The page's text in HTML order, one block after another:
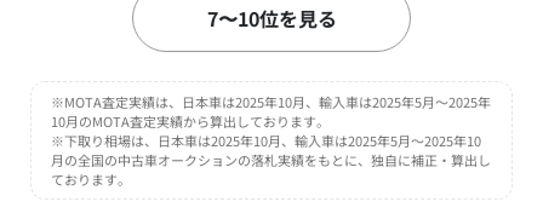
トヨタ
車買取価格264 万円
UP
MOTA査定実績
〜 535万円
一般買取・査定下取り相場
271万円
7〜10位を見る
※MOTA査定実績は、日本車は2025年10月、輸入車は2025年5月～2025年
10月のMOTA査定実績から算出しております。
※下取り相場は、日本車は2025年10月、輸入車は2025年5月～2025年10
月の全国の中古車オークションの落札実績をもとに、独自に補正・算出し
ております。